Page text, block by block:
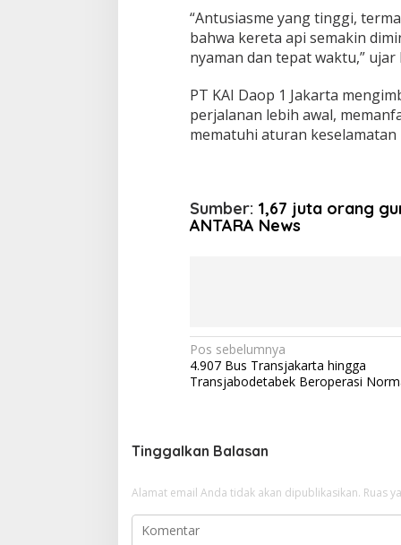
“Antusiasme yang tinggi,
bahwa kereta api semakin
nyaman dan tepat waktu,” ujar
PT KAI Daop 1 Jakarta
perjalanan lebih awal,
mematuhi aturan
Sumber: 1,67 juta orang
ANTARA News
N
a
g
s
i
Pos sebelumnya
4.907 Bus Transjakarta hingga
Transjabodetabek Beroperasi
Tinggalkan Balasan
Alamat email Anda tidak akan dipublikasikan. Ruas